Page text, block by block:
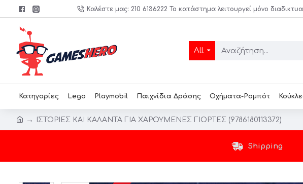
Καλέστε μας: 210 6136222 Το κατάστημα λειτουργεί μόνο
All
Κατηγορίες Lego Playmobil Παιχνίδια Δράσης Οχήματα-Ρομπότ
ΙΣΤΟΡΙΕΣ ΚΑΙ ΚΑΛΑΝΤΑ ΓΙΑ ΧΑΡΟΥΜΕΝΕΣ ΓΙΟΡΤΕΣ (9786180113372)
Shipping